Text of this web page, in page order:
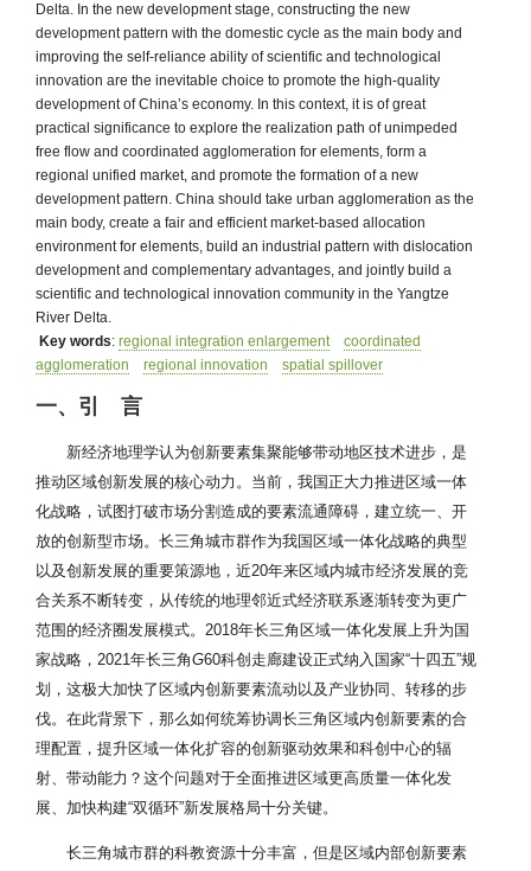
Delta. In the new development stage, constructing the new
development pattern with the domestic cycle as the main body and
improving the self-reliance ability of scientific and technological
innovation are the inevitable choice to promote the high-quality
development of China’s economy. In this context, it is of great
practical significance to explore the realization path of unimpeded
free flow and coordinated agglomeration for elements, form a
regional unified market, and promote the formation of a new
development pattern. China should take urban agglomeration as the
main body, create a fair and efficient market-based allocation
environment for elements, build an industrial pattern with dislocation
development and complementary advantages, and jointly build a
scientific and technological innovation community in the Yangtze
River Delta.
Key words:regional integration enlargement
coordinated
agglomeration
regional innovation spatial spillover
一、引 言
新经济地理学认为创新要素集聚能够带动地区技术进步，是
推动区域创新发展的核心动力。当前，我国正大力推进区域一体
化战略，试图打破市场分割造成的要素流通障碍，建立统一、开
放的创新型市场。长三角城市群作为我国区域一体化战略的典型
以及创新发展的重要策源地，近20年来区域内城市经济发展的竞
合关系不断转变，从传统的地理邻近式经济联系逐渐转变为更广
范围的经济圈发展模式。2018年长三角区域一体化发展上升为国
家战略，2021年长三角G60科创走廊建设正式纳入国家“十四五”规
划，这极大加快了区域内创新要素流动以及产业协同、转移的步
伐。在此背景下，那么如何统筹协调长三角区域内创新要素的合
理配置，提升区域一体化扩容的创新驱动效果和科创中心的辐
射、带动能力？这个问题对于全面推进区域更高质量一体化发
展、加快构建“双循环”新发展格局十分关键。
长三角城市群的科教资源十分丰富，但是区域内部创新要素